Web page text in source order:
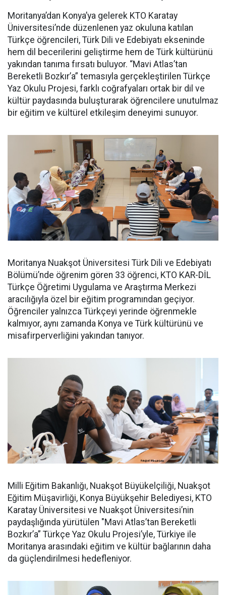
Moritanya’dan Konya’ya gelerek KTO Karatay
Üniversitesi’nde düzenlenen yaz okuluna katılan
Türkçe öğrencileri, Türk Dili ve Edebiyatı ekseninde
hem dil becerilerini geliştirme hem de Türk kültürünü
yakından tanıma fırsatı buluyor. “Mavi Atlas’tan
Bereketli Bozkır’a” temasıyla gerçekleştirilen Türkçe
Yaz Okulu Projesi, farklı coğrafyaları ortak bir dil ve
kültür paydasında buluşturarak öğrencilere unutulmaz
bir eğitim ve kültürel etkileşim deneyimi sunuyor.
Moritanya Nuakşot Üniversitesi Türk Dili ve Edebiyatı
Bölümü’nde öğrenim gören 33 öğrenci, KTO KAR-DİL
Türkçe Öğretimi Uygulama ve Araştırma Merkezi
aracılığıyla özel bir eğitim programından geçiyor.
Öğrenciler yalnızca Türkçeyi yerinde öğrenmekle
kalmıyor, aynı zamanda Konya ve Türk kültürünü ve
misafirperverliğini yakından tanıyor.
Milli Eğitim Bakanlığı, Nuakşot Büyükelçiliği, Nuakşot
Eğitim Müşavirliği, Konya Büyükşehir Belediyesi, KTO
Karatay Üniversitesi ve Nuakşot Üniversitesi’nin
paydaşlığında yürütülen "Mavi Atlas’tan Bereketli
Bozkır’a” Türkçe Yaz Okulu Projesi’yle, Türkiye ile
Moritanya arasındaki eğitim ve kültür bağlarının daha
da güçlendirilmesi hedefleniyor.